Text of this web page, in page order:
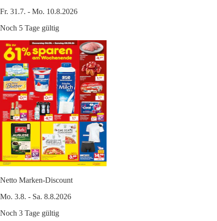
Fr. 31.7. - Mo. 10.8.2026
Noch 5 Tage gültig
Netto Marken-Discount
Mo. 3.8. - Sa. 8.8.2026
Noch 3 Tage gültig